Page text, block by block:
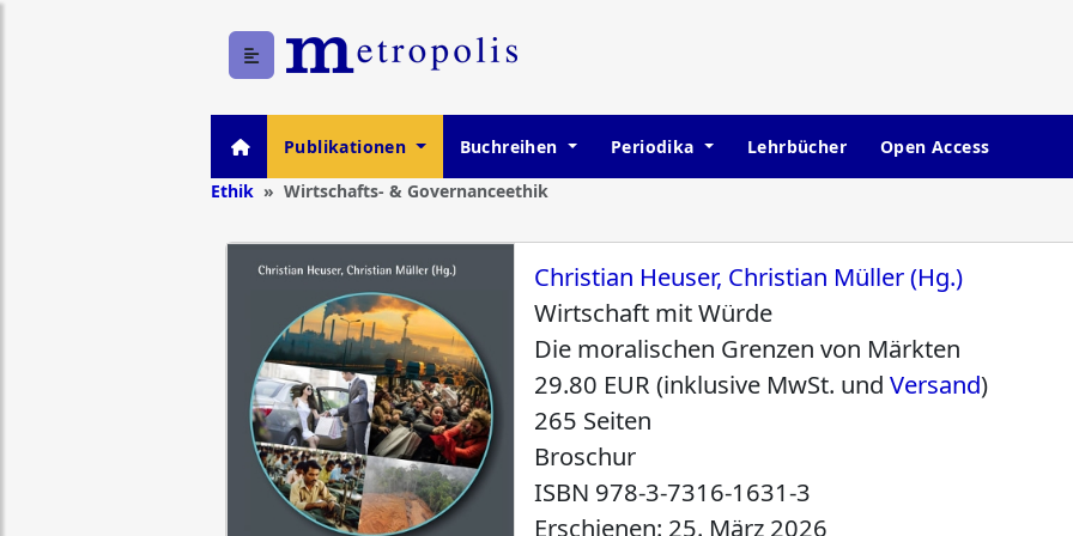
Publikationen Buchreihen Periodika Lehrbücher
Open Access
Ethik
Wirtschafts- & Governanceethik
Christian Heuser, Christian Müller (Hg.)
Wirtschaft mit Würde
Die moralischen Grenzen von Märkten
29.80 EUR (inklusive MwSt. undVersand)
265 Seiten
Broschur
ISBN 978-3-7316-1631-3
Erschienen: 25. März 2026